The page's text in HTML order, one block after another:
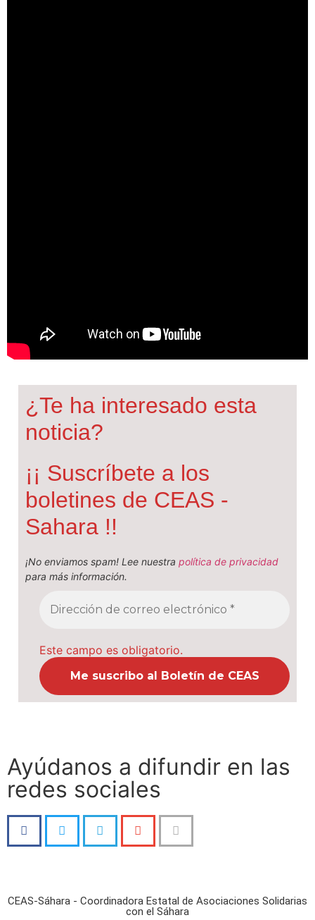
¿Te ha interesado esta
noticia?
¡¡ Suscríbete a los
boletines de CEAS -
Sahara !!
¡No enviamos spam! Lee nuestra política de privacidad
para más información.
Este campo es obligatorio.
Ayúdanos a difundir en las
redes sociales
CEAS-Sáhara - Coordinadora Estatal de Asociaciones Solidarias
con el Sáhara